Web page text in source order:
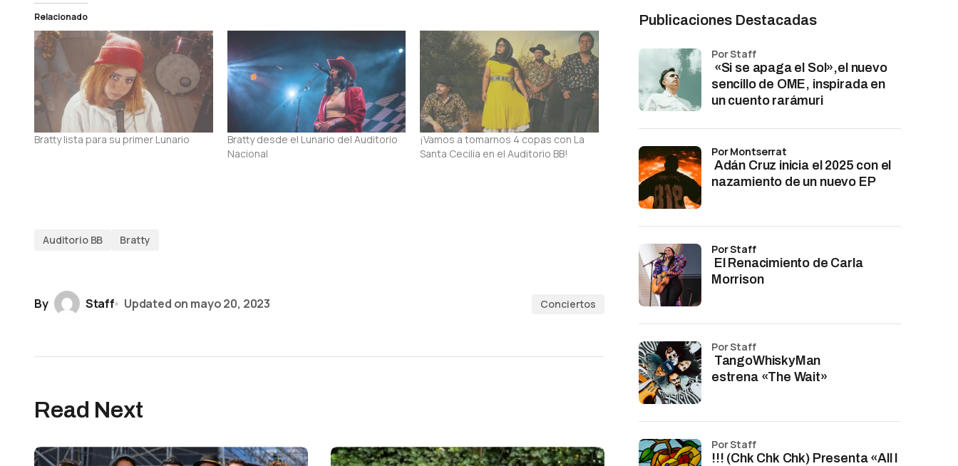
Relacionado
Bratty lista para su primer Lunario
Bratty desde el Lunario del Auditorio
Nacional
¡Vamos a tomarnos 4 copas con La
Santa Cecilia en el Auditorio BB!
Auditorio BB Bratty
By Staff Updated on mayo 20, 2023 Conciertos
Read Next
Publicaciones Destacadas
«Si se apaga el Sol»,el nuevo
sencillo de OME, inspirada en
un cuento rarámuri
por Staff
Adán Cruz inicia el 2025 con el
nazamiento de un nuevo EP
por Montserrat
El Renacimiento de Carla
Morrison
por Staff
TangoWhiskyMan
estrena «The Wait»
por Staff
!!! (Chk Chk Chk) Presenta «All I
por Staff